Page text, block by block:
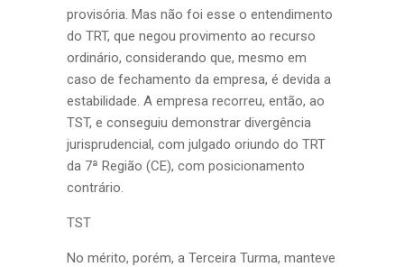
provisória. Mas não foi esse o entendimento
do TRT, que negou provimento ao recurso
ordinário, considerando que, mesmo em
caso de fechamento da empresa, é devida a
estabilidade. A empresa recorreu, então, ao
TST, e conseguiu demonstrar divergência
jurisprudencial, com julgado oriundo do TRT
da 7ª Região (CE), com posicionamento
contrário.
TST
No mérito, porém, a Terceira Turma, manteve